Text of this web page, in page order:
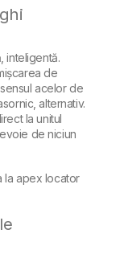
inteligentă.
de
acelor de
alternativ.
la unitul
de niciun
la apex locator